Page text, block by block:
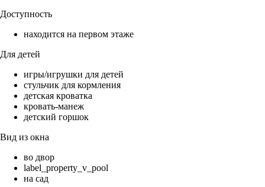
Доступность
находится на первом этаже
Для детей
игры/игрушки для детей
стульчик для кормления
детская кроватка
кровать-манеж
детский горшок
Вид из окна
во двор
label_property_v_pool
на сад